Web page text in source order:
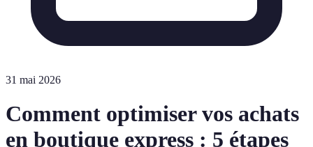
31 mai 2026
Comment optimiser vos achats
en boutique express : 5 étapes